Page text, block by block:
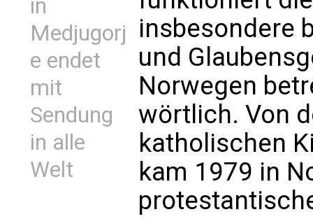
in
Medjugorj
e endet
mit
Sendung
in alle
Welt
insbesondere
und
Norwegen
wörtlich. Von
katholischen
kam 1979 in